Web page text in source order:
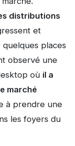
distributions
et
quelques places
observé une
où il a
marché
à prendre une
les foyers du